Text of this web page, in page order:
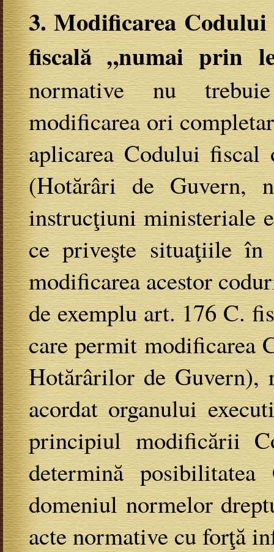
3. Modificarea
fiscală „numai prin
normative nu
modificarea ori
aplicarea Codului
(Hotărâri de Guvern,
instrucţiuni ministeriale
ce priveşte situaţiile
modificarea acestor
de exemplu art. 176 C.
care permit modificarea
Hotărârilor de Guvern),
acordat organului
principiul modificării
determină
domeniul normelor
acte normative cu forţă